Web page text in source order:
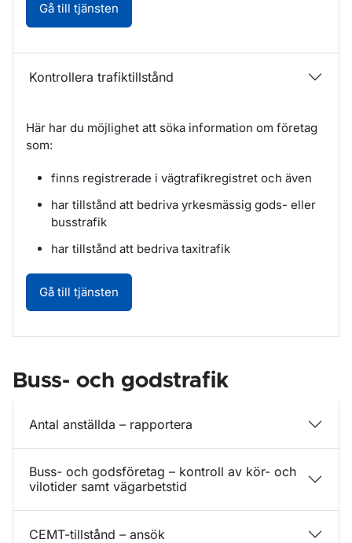
Gå till tjänsten
Kontrollera trafiktillstånd
Här har du möjlighet att söka information om företag
som:
finns registrerade i vägtrafikregistret och även
har tillstånd att bedriva yrkesmässig gods- eller
busstrafik
har tillstånd att bedriva taxitrafik
Gå till tjänsten
Buss- och godstrafik
Antal anställda – rapportera
Buss- och godsföretag – kontroll av kör- och
vilotider samt vägarbetstid
CEMT-tillstånd – ansök